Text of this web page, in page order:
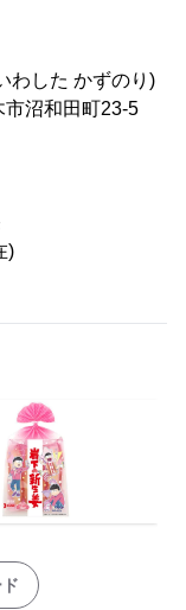
した かずのり)
沼和田町23-5
)